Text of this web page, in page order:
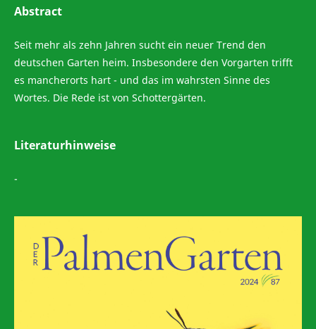
Abstract
Seit mehr als zehn Jahren sucht ein neuer Trend den
deutschen Garten heim. Insbesondere den Vorgarten trifft
es mancherorts hart - und das im wahrsten Sinne des
Wortes. Die Rede ist von Schottergärten.
Literaturhinweise
-